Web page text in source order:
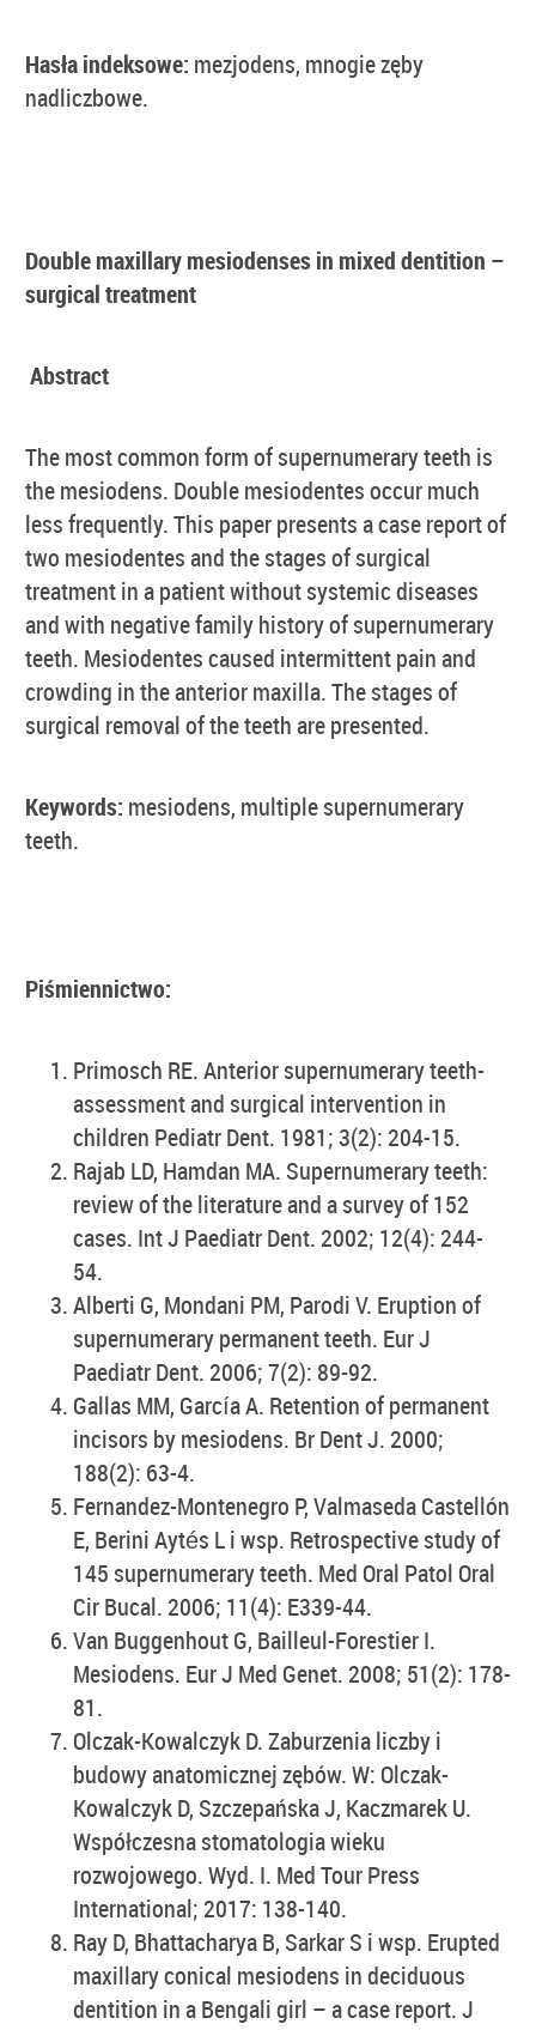
Hasła indeksowe: mezjodens, mnogie zęby
nadliczbowe.
Double maxillary mesiodenses in mixed dentition –
surgical treatment
Abstract
The most common form of supernumerary teeth is
the mesiodens. Double mesiodentes occur much
less frequently. This paper presents a case report of
two mesiodentes and the stages of surgical
treatment in a patient without systemic diseases
and with negative family history of supernumerary
teeth. Mesiodentes caused intermittent pain and
crowding in the anterior maxilla. The stages of
surgical removal of the teeth are presented.
Keywords: mesiodens, multiple supernumerary
teeth.
Piśmiennictwo:
Primosch RE. Anterior supernumerary teeth-
assessment and surgical intervention in
children Pediatr Dent. 1981; 3(2): 204-15.
Rajab LD, Hamdan MA. Supernumerary teeth:
review of the literature and a survey of 152
cases. Int J Paediatr Dent. 2002; 12(4): 244-
54.
Alberti G, Mondani PM, Parodi V. Eruption of
supernumerary permanent teeth. Eur J
Paediatr Dent. 2006; 7(2): 89-92.
Gallas MM, García A. Retention of permanent
incisors by mesiodens. Br Dent J. 2000;
188(2): 63-4.
Fernandez-Montenegro P, Valmaseda Castellón
E, Berini Aytés L i wsp. Retrospective study of
145 supernumerary teeth. Med Oral Patol Oral
Cir Bucal. 2006; 11(4): E339-44.
Van Buggenhout G, Bailleul-Forestier I.
Mesiodens. Eur J Med Genet. 2008; 51(2): 178-
81.
Olczak-Kowalczyk D. Zaburzenia liczby i
budowy anatomicznej zębów. W: Olczak-
Kowalczyk D, Szczepańska J, Kaczmarek U.
Współczesna stomatologia wieku
rozwojowego. Wyd. I. Med Tour Press
International; 2017: 138-140.
Ray D, Bhattacharya B, Sarkar S i wsp. Erupted
maxillary conical mesiodens in deciduous
dentition in a Bengali girl – a case report. J